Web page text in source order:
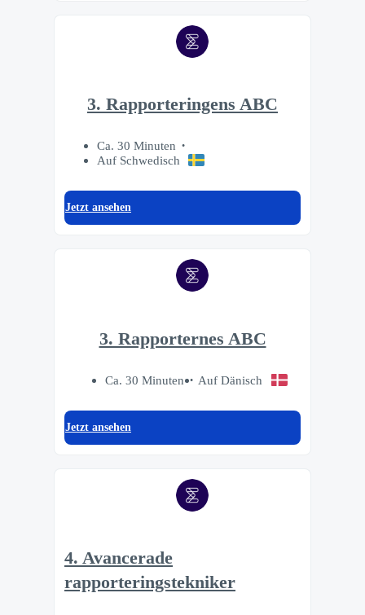
3. Rapporteringens ABC
Ca. 30 Minuten
Auf Schwedisch
Jetzt ansehen
3. Rapporternes ABC
Ca. 30 Minuten Auf Dänisch
Jetzt ansehen
4. Avancerade
rapporteringstekniker